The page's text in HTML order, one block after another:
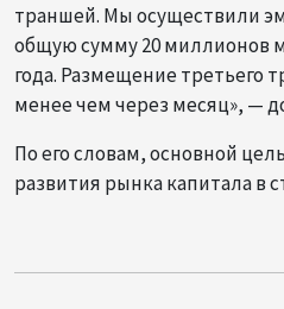
траншей. Мы осуществили
общую сумму 20 миллионов
года. Размещение третьего
менее чем через месяц», —
По его словам, основной
развития рынка капитала в